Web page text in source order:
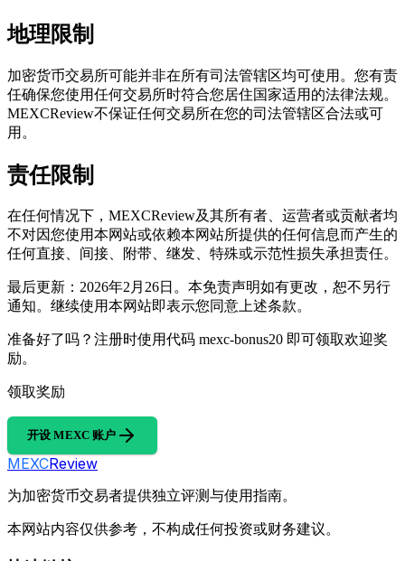
地理限制
加密货币交易所可能并非在所有司法管辖区均可使用。您有责
任确保您使用任何交易所时符合您居住国家适用的法律法规。
MEXCReview不保证任何交易所在您的司法管辖区合法或可
用。
责任限制
在任何情况下，MEXCReview及其所有者、运营者或贡献者均
不对因您使用本网站或依赖本网站所提供的任何信息而产生的
任何直接、间接、附带、继发、特殊或示范性损失承担责任。
最后更新：2026年2月26日。本免责声明如有更改，恕不另行
通知。继续使用本网站即表示您同意上述条款。
准备好了吗？注册时使用代码 mexc-bonus20 即可领取欢迎奖
励。
领取奖励
开设 MEXC 账户
MEXCReview
为加密货币交易者提供独立评测与使用指南。
本网站内容仅供参考，不构成任何投资或财务建议。